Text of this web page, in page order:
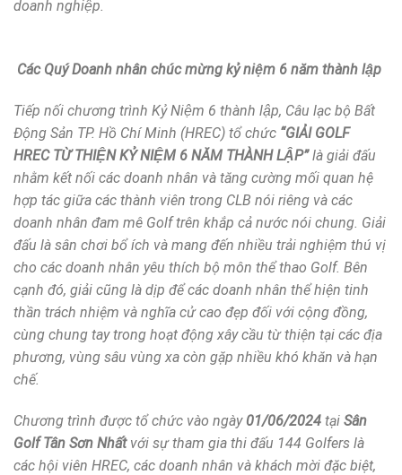
doanh nghiệp.
Các Quý Doanh nhân chúc mừng kỷ niệm 6 năm thành lập
Tiếp nối chương trình Kỷ Niệm 6 thành lập, Câu lạc bộ Bất
Động Sản TP. Hồ Chí Minh (HREC) tổ chức “GIẢI GOLF
HREC TỪ THIỆN KỶ NIỆM 6 NĂM THÀNH LẬP”là giải đấu
nhằm kết nối các doanh nhân và tăng cường mối quan hệ
hợp tác giữa các thành viên trong CLB nói riêng và các
doanh nhân đam mê Golf trên khắp cả nước nói chung. Giải
đấu là sân chơi bổ ích và mang đến nhiều trải nghiệm thú vị
cho các doanh nhân yêu thích bộ môn thể thao Golf. Bên
cạnh đó, giải cũng là dịp để các doanh nhân thể hiện tinh
thần trách nhiệm và nghĩa cử cao đẹp đối với cộng đồng,
cùng chung tay trong hoạt động xây cầu từ thiện tại các địa
phương, vùng sâu vùng xa còn gặp nhiều khó khăn và hạn
chế.
Chương trình được tổ chức vào ngày 01/06/2024 tại Sân
Golf Tân Sơn Nhấtvới sự tham gia thi đấu 144 Golfers là
các hội viên HREC, các doanh nhân và khách mời đặc biệt,